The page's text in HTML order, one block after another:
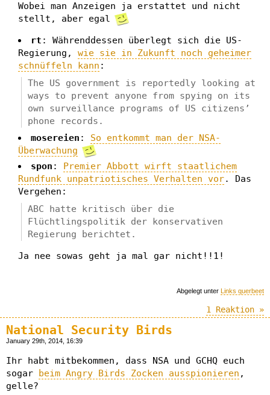
Wobei man Anzeigen ja erstattet und nicht
stellt, aber egal
rt : Währenddessen überlegt sich die US-
Regierung, wie sie in Zukunft noch geheimer
schnüffeln kann :
The US government is reportedly looking at
ways to prevent anyone from spying on its
own surveillance programs of US citizens’
phone records.
mosereien : So entkommt man der NSA-
Überwachung
spon : Premier Abbott wirft staatlichem
Rundfunk unpatriotisches Verhalten vor. Das
Vergehen:
ABC hatte kritisch über die
Flüchtlingspolitik der konservativen
Regierung berichtet.
Ja nee sowas geht ja mal gar nicht!!1!
Abgelegt unter Links querbeet
1 Reaktion »
National Security Birds
January 29th, 2014, 16:39
Ihr habt mitbekommen, dass NSA und GCHQ euch
sogar
beim Angry Birds Zocken ausspionieren ,
gelle?